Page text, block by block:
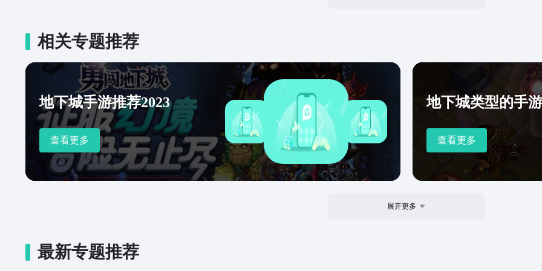
相关专题推荐
地下城手游推荐2023
查看更多
地下城类型的手
查看更多
展开更多
最新专题推荐